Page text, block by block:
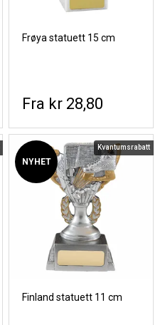
Frøya statuett 15 cm
kr 28,80
NYHET
Kvantumsrabatt
Finland statuett 11 cm